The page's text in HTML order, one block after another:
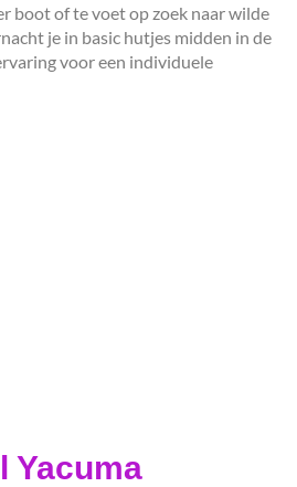
boot of te voet op zoek naar wilde
je in basic hutjes midden in de
voor een individuele
Yacuma